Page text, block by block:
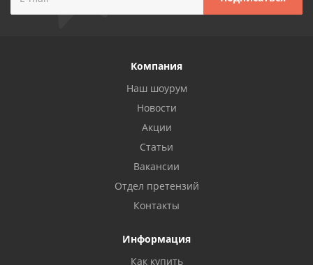
Компания
Наш шоурум
Новости
Акции
Статьи
Вакансии
Отдел претензий
Контакты
Информация
Как купить